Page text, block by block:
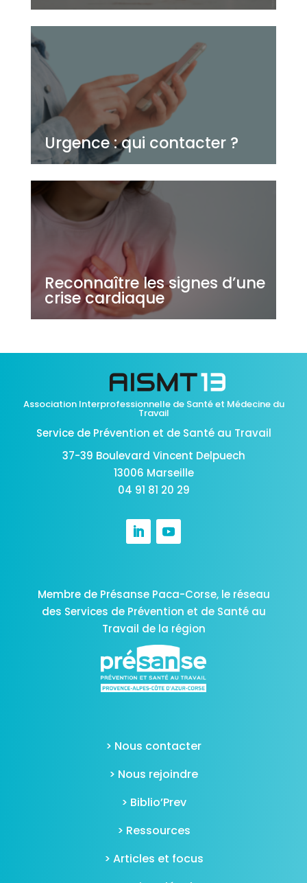
Urgence : qui contacter ?
Reconnaître les signes d’une
crise cardiaque
Association Interprofessionnelle de Santé et Médecine du
Travail
Service de Prévention et de Santé au Travail
37-39 Boulevard Vincent Delpuech
13006 Marseille
04 91 81 20 29
Membre de Présanse Paca-Corse, le réseau
des Services de Prévention et de Santé au
Travail de la région
> Nous contacter
> Nous rejoindre
> Biblio’Prev
> Ressources
> Articles et focus